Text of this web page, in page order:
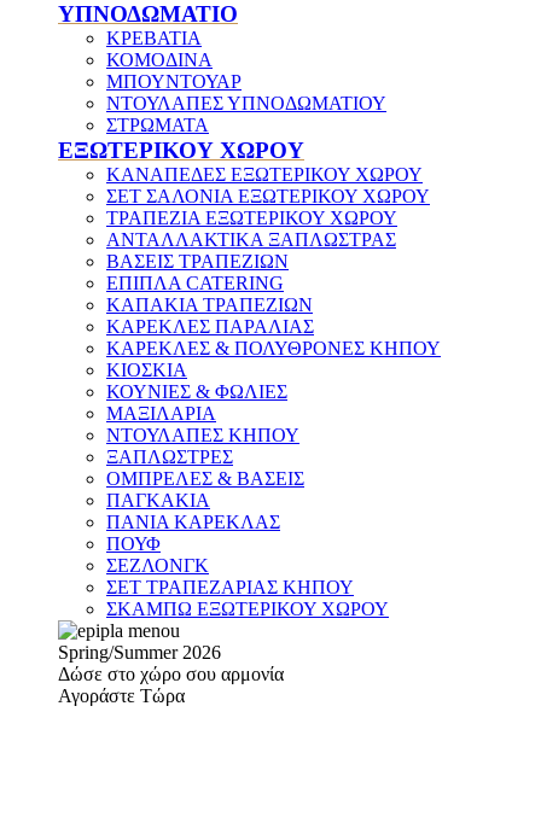
ΥΠΝΟΔΩΜΑΤΙΟ
ΚΡΕΒΑΤΙΑ
ΚΟΜΟΔΙΝΑ
ΜΠΟΥΝΤΟΥΑΡ
ΝΤΟΥΛΑΠΕΣ ΥΠΝΟΔΩΜΑΤΙΟΥ
ΣΤΡΩΜΑΤΑ
ΕΞΩΤΕΡΙΚΟΥ ΧΩΡΟΥ
ΚΑΝΑΠΕΔΕΣ ΕΞΩΤΕΡΙΚΟΥ ΧΩΡΟΥ
ΣΕΤ ΣΑΛΟΝΙΑ ΕΞΩΤΕΡΙΚΟΥ ΧΩΡΟΥ
ΤΡΑΠΕΖΙΑ ΕΞΩΤΕΡΙΚΟΥ ΧΩΡΟΥ
ΑΝΤΑΛΛΑΚΤΙΚΑ ΞΑΠΛΩΣΤΡΑΣ
ΒΑΣΕΙΣ ΤΡΑΠΕΖΙΩΝ
ΕΠΙΠΛΑ CATERING
ΚΑΠΑΚΙΑ ΤΡΑΠΕΖΙΩΝ
ΚΑΡΕΚΛΕΣ ΠΑΡΑΛΙΑΣ
ΚΑΡΕΚΛΕΣ & ΠΟΛΥΘΡΟΝΕΣ ΚΗΠΟΥ
ΚΙΟΣΚΙΑ
ΚΟΥΝΙΕΣ & ΦΩΛΙΕΣ
ΜΑΞΙΛΑΡΙΑ
ΝΤΟΥΛΑΠΕΣ ΚΗΠΟΥ
ΞΑΠΛΩΣΤΡΕΣ
ΟΜΠΡΕΛΕΣ & ΒΑΣΕΙΣ
ΠΑΓΚΑΚΙΑ
ΠΑΝΙΑ ΚΑΡΕΚΛΑΣ
ΠΟΥΦ
ΣΕΖΛΟΝΓΚ
ΣΕΤ ΤΡΑΠΕΖΑΡΙΑΣ ΚΗΠΟΥ
ΣΚΑΜΠΩ ΕΞΩΤΕΡΙΚΟΥ ΧΩΡΟΥ
Spring/Summer 2026
Δώσε στο χώρο σου αρμονία
Αγοράστε Τώρα